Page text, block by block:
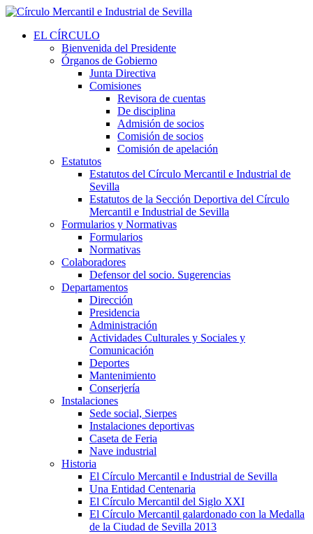
EL CÍRCULO
Bienvenida del Presidente
Órganos de Gobierno
Junta Directiva
Comisiones
Revisora de cuentas
De disciplina
Admisión de socios
Comisión de socios
Comisión de apelación
Estatutos
Estatutos del Círculo Mercantil e Industrial de
Sevilla
Estatutos de la Sección Deportiva del Círculo
Mercantil e Industrial de Sevilla
Formularios y Normativas
Formularios
Normativas
Colaboradores
Defensor del socio. Sugerencias
Departamentos
Dirección
Presidencia
Administración
Actividades Culturales y Sociales y
Comunicación
Deportes
Mantenimiento
Conserjería
Instalaciones
Sede social, Sierpes
Instalaciones deportivas
Caseta de Feria
Nave industrial
Historia
El Círculo Mercantil e Industrial de Sevilla
Una Entidad Centenaria
El Círculo Mercantil del Siglo XXI
El Círculo Mercantil galardonado con la Medalla
de la Ciudad de Sevilla 2013